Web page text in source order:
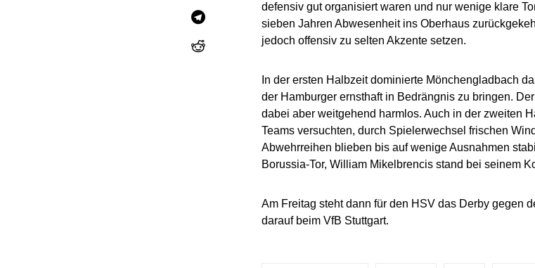
defensiv gut organisiert waren und nur wenige klare
sieben Jahren Abwesenheit ins Oberhaus
jedoch offensiv zu selten Akzente setzen.
In der ersten Halbzeit dominierte Mönchengladbach
der Hamburger ernsthaft in Bedrängnis zu bringen.
dabei aber weitgehend harmlos. Auch in der zweiten
Teams versuchten, durch Spielerwechsel frischen
Abwehrreihen blieben bis auf wenige Ausnahmen
Borussia-Tor, William Mikelbrencis stand bei seinem
Am Freitag steht dann für den HSV das Derby gegen
darauf beim VfB Stuttgart.